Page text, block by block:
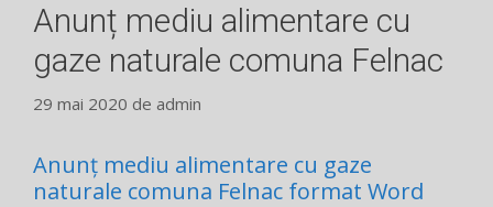
Anunț mediu alimentare cu
gaze naturale comuna Felnac
29 mai 2020 de admin
Anunț mediu alimentare cu gaze
naturale comuna Felnac format Word